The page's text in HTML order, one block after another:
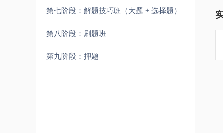
第七阶段：解题技巧班（大题 + 选择题）
第八阶段：刷题班
第九阶段：押题